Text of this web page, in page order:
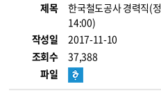
제목
한국철도공사 경력직(
14:00)
작성일
2017-11-10
조회수
37,388
파일